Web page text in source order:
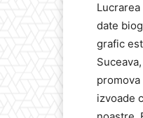
date
grafic
izvoade